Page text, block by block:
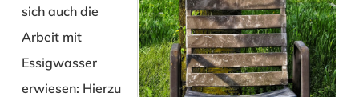
sich auch die
Arbeit mit
Essigwasser
erwiesen: Hierzu